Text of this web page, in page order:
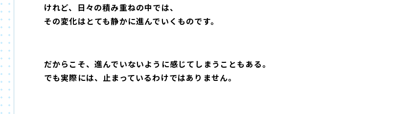
けれど、日々の積み重ねの中では、
その変化はとても静かに進んでいくものです。
だからこそ、進んでいないように感じてしまうこともある。
でも実際には、止まっているわけではありません。